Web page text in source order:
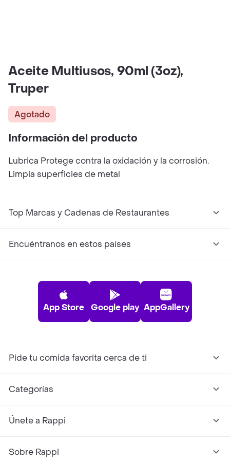
Aceite Multiusos, 90ml (3oz),
Truper
Agotado
Información del producto
Lubrica Protege contra la oxidación y la corrosión.
Limpia superficies de metal
Top Marcas y Cadenas de Restaurantes
Encuéntranos en estos países
App Store Google play AppGallery
Pide tu comida favorita cerca de ti
Categorías
Únete a Rappi
Sobre Rappi